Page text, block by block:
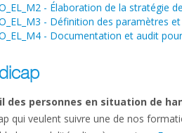
- Élaboration de la stratégie
- Définition des paramètres
- Documentation et audit
des personnes en situation de
qui veulent suivre une de nos